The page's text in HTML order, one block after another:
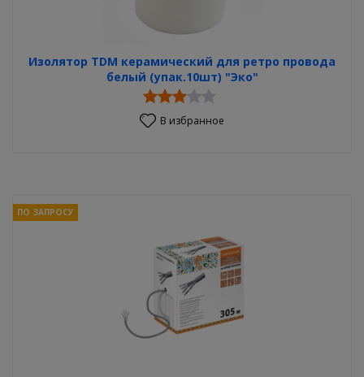
Изолятор TDM керамический для ретро провода
белый (упак.10шт) "Эко"
В избранное
ПО ЗАПРОСУ